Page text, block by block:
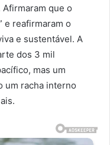
que o
e reafirmaram o
e sustentável. A
dos 3 mil
mas um
um racha interno